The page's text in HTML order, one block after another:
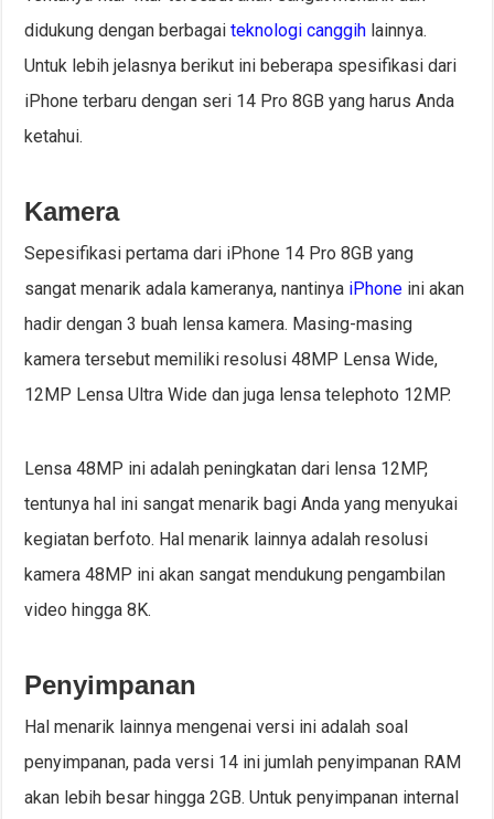
didukung dengan berbagaiteknologi canggih lainnya.
Untuk lebih jelasnya berikut ini beberapa spesifikasi dari
iPhone terbaru dengan seri 14 Pro 8GB yang harus Anda
ketahui.
Kamera
Sepesifikasi pertama dari iPhone 14 Pro 8GB yang
sangat menarik adala kameranya, nantinya iPhone ini akan
hadir dengan 3 buah lensa kamera. Masing-masing
kamera tersebut memiliki resolusi 48MP Lensa Wide,
12MP Lensa Ultra Wide dan juga lensa telephoto 12MP.
Lensa 48MP ini adalah peningkatan dari lensa 12MP,
tentunya hal ini sangat menarik bagi Anda yang menyukai
kegiatan berfoto. Hal menarik lainnya adalah resolusi
kamera 48MP ini akan sangat mendukung pengambilan
video hingga 8K.
Penyimpanan
Hal menarik lainnya mengenai versi ini adalah soal
penyimpanan, pada versi 14 ini jumlah penyimpanan RAM
akan lebih besar hingga 2GB. Untuk penyimpanan internal